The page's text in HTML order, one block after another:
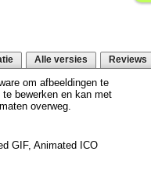
Alle versies Reviews
om afbeeldingen te
bewerken en kan met
overweg.
GIF, Animated ICO